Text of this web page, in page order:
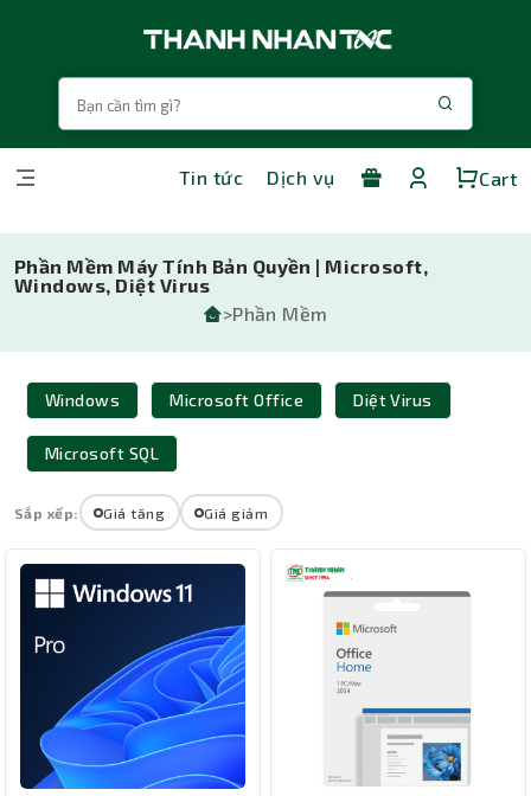
Tin tức Dịch vụ Cart
Phần Mềm Máy Tính Bản Quyền | Microsoft,
Windows, Diệt Virus
>Phần Mềm
Windows Microsoft Office Diệt Virus
Microsoft SQL
Sắp xếp: Giá tăng Giá giảm